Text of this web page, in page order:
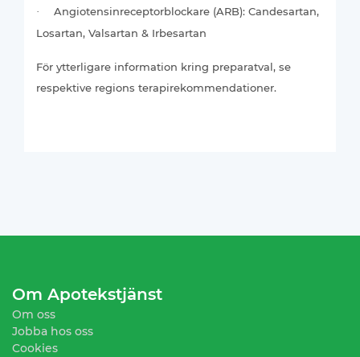
·
Angiotensinreceptorblockare (ARB): Candesartan,
Losartan, Valsartan & Irbesartan
För ytterligare information kring preparatval, se
respektive regions terapirekommendationer.
Om Apotekstjänst
Om oss
Jobba hos oss
Cookies